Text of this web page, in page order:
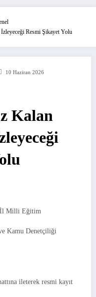
Resmi Şikayet Yolu
10 Haziran 2026
Kalan
İl Milli Eğitim
Kamu Denetçiliği
ileterek resmi kayıt